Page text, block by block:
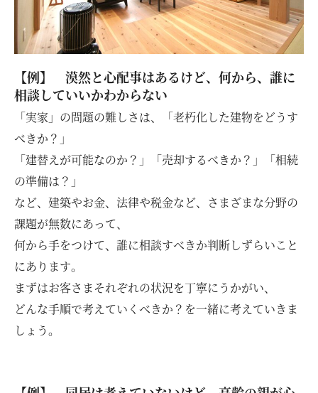
【例】 漠然と心配事はあるけど、何から、誰に
相談していいかわからない
「実家」の問題の難しさは、「老朽化した建物をどうす
べきか？」
「建替えが可能なのか？」「売却するべきか？」「相続
の準備は？」
など、建築やお金、法律や税金など、さまざまな分野の
課題が無数にあって、
何から手をつけて、誰に相談すべきか判断しずらいこと
にあります。
まずはお客さまそれぞれの状況を丁寧にうかがい、
どんな手順で考えていくべきか？を一緒に考えていきま
しょう。